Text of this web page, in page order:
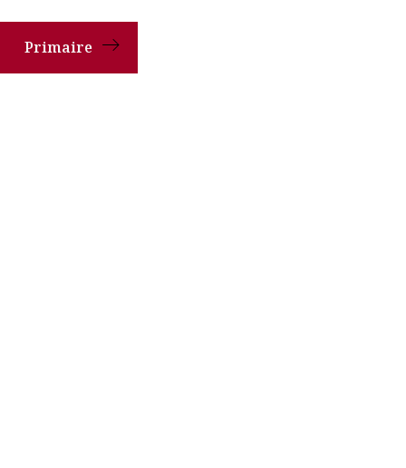
Primaire